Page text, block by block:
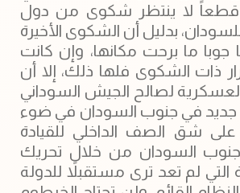
لا ينتظر شكوى من دول
للسودان، بدليل أن الشكوى الأخيرة
جوبا ما برحت مكانها، وإن كانت
ذات الشكوى فلها ذلك، إلا أن
لصالح الجيش السوداني
في جنوب السودان في ضوء
شق الصف الداخلي للقيادة
السودان من خلال تحريك
التي لم تعد ترى مستقبلاً للدولة